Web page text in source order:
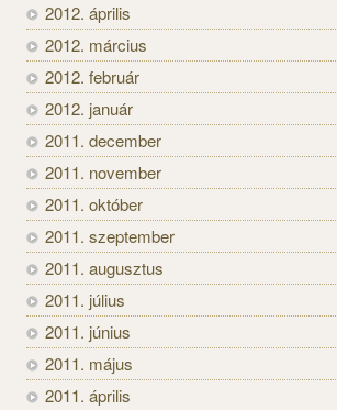
2012. április
2012. március
2012. február
2012. január
2011. december
2011. november
2011. október
2011. szeptember
2011. augusztus
2011. július
2011. június
2011. május
2011. április